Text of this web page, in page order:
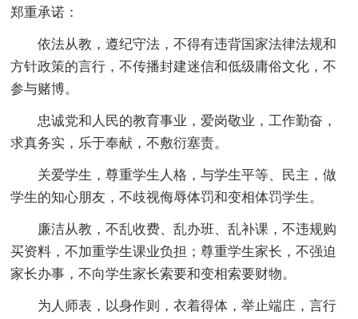
郑重承诺：
依法从教，遵纪守法，不得有违背国家法律法规和
方针政策的言行，不传播封建迷信和低级庸俗文化，不
参与赌博。
忠诚党和人民的教育事业，爱岗敬业，工作勤奋，
求真务实，乐于奉献，不敷衍塞责。
关爱学生，尊重学生人格，与学生平等、民主，做
学生的知心朋友，不歧视侮辱体罚和变相体罚学生。
廉洁从教，不乱收费、乱办班、乱补课，不违规购
买资料，不加重学生课业负担；尊重学生家长，不强迫
家长办事，不向学生家长索要和变相索要财物。
为人师表，以身作则，衣着得体，举止端庄，言行